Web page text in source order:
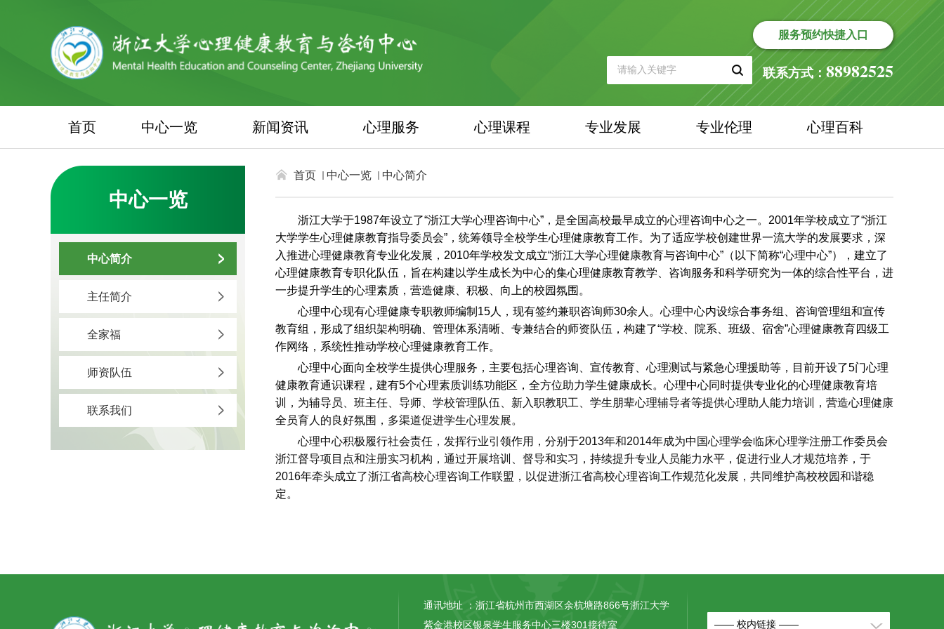
服务预约快捷入口
联系方式： 88982525
首页 中心一览 新闻资讯 心理服务 心理课程 专业发展 专业伦理 心理百科
中心一览
中心简介
主任简介
全家福
师资队伍
联系我们
首页 中心一览 中心简介
浙江大学于1987年设立了“浙江大学心理咨询中心”，是全国高校最早成立的心理咨询中心之一。 2001年学校成立了“浙江
大学学生心理健康教育指导委员会”，统筹领导全校学生心理健康教育工作。为了适应学校创建世界一流大学的发展要求，深
入推进心理健康教育专业化发展， 2010年学校发文成立“浙江大学心理健康教育与咨询中心”（以下简称“心理中心”），建立了
心理健康教育专职化队伍，旨在构建以学生成长为中心的集心理健康教育教学、咨询服务和科学研究为一体的综合性平台，进
一步提升学生的心理素质，营造健康、积极、向上的校园氛围。
心理中心现有心理健康专职教师编制 15人，现有签约兼职咨询师30余人。心理中心内设综合事务组、咨询管理组和宣传
教育组，形成了组织架构明确、管理体系清晰、专兼结合的师资队伍，构建了“学校、院系、班级、宿舍”心理健康教育四级工
作网络，系统性推动学校心理健康教育工作。
心理中心面向全校学生提供心理服务，主要包括心理咨询、宣传教育、心理测试与紧急心理援助等，目前开设了5门心理
健康教育通识课程，建有5个心理素质训练功能区，全方位助力学生健康成长。心理中心同时提供专业化的心理健康教育培
训，为辅导员、班主任、导师、学校管理队伍、新入职教职工、学生朋辈心理辅导者等提供心理助人能力培训，营造心理健康
全员育人的良好氛围，多渠道促进学生心理发展。
心理中心积极履行社会责任，发挥行业引领作用，分别于2013年和2014年成为中国心理学会临床心理学注册工作委员会
浙江督导项目点和注册实习机构，通过开展培训、督导和实习，持续提升专业人员能力水平，促进行业人才规范培养，于
2016年牵头成立了浙江省高校心理咨询工作联盟，以促进浙江省高校心理咨询工作规范化发展，共同维护高校校园和谐稳
定。
通讯地址 ： 浙江省杭州市西湖区余杭塘路866号浙江大学
紫金港校区银泉学生服务中心三楼301接待室
—— 校内链接 ——